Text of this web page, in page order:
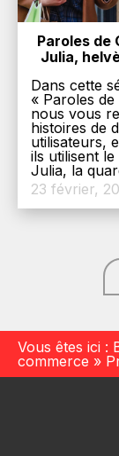
Paroles de
Julia,
Dans cette
« Paroles
nous vous
histoires de
utilisateurs,
ils utilisent
Julia, la
23 février,
Vous êtes ici :
commerce »